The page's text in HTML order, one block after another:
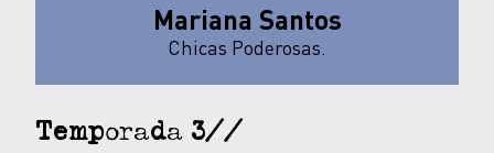
Mariana Santos
Chicas Poderosas.
Temporada 3//